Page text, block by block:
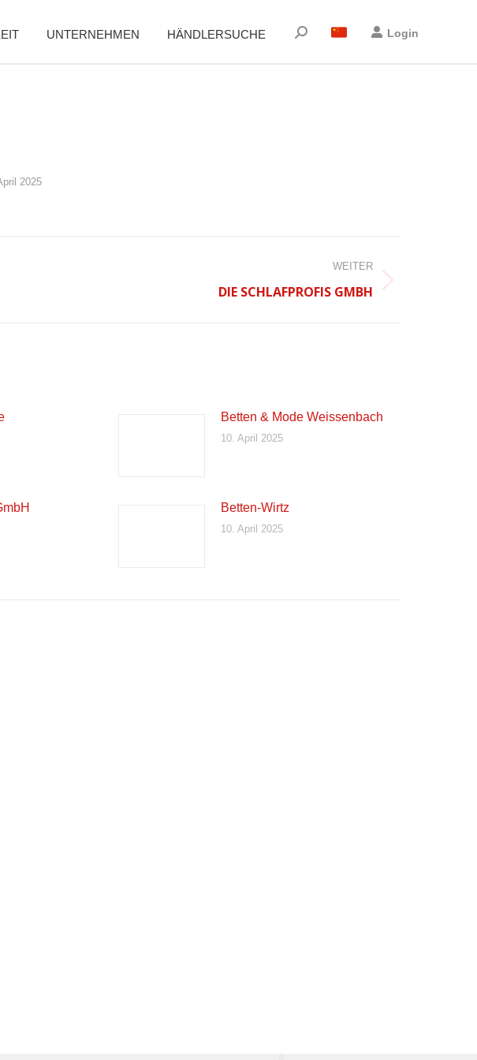
UNTERNEHMEN HÄNDLERSUCHE Suchen: Login
2025
WEITER
DIE SCHLAFPROFIS GMBH
Betten & Mode Weissenbach
10. April 2025
Betten-Wirtz
10. April 2025